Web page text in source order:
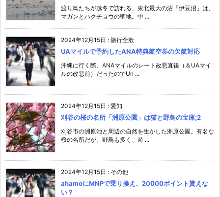
渡り鳥たちが越冬で訪れる、東北最大の沼「伊豆沼」は、
マガンとハクチョウの聖地。中 ...
2024年12月15日 : 旅行全般
UAマイルで予約したANA特典航空券の欠航対応
沖縄に行く際、ANAマイルのレート改悪直後（＆UAマイ
ルの改悪前）だったのでUn ...
2024年12月15日 : 愛知
刈谷の桜の名所「洲原公園」は猫と野鳥の宝庫;2
刈谷市の洲原池と周辺の自然を生かした洲原公園。有名な
桜の名所だが、野鳥も多く、遊 ...
2024年12月15日 : その他
ahamoにMNPで乗り換え、20000ポイント貰えな
い？